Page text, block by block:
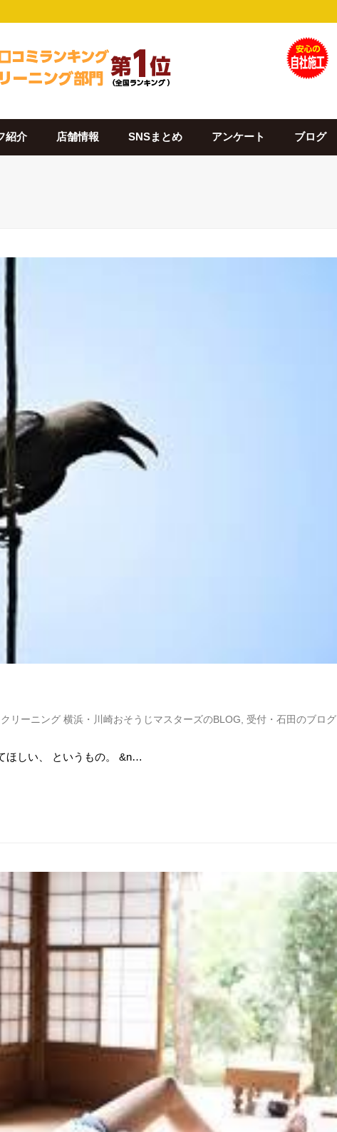
紹介 店舗情報 SNSまとめ アンケート ブログ
リーニング 横浜・川崎おそうじマスターズのBLOG 受付・石田のブログ
ほしい、 というもの。 &n…